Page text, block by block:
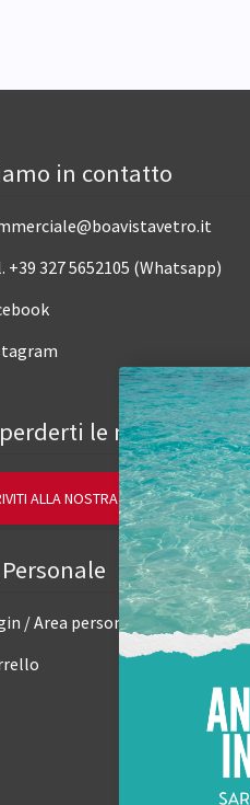
in contatto
+39 327 5652105 (Whatsapp)
le novità.
ALLA NOSTRA NEWSLETTER
/ Area personale